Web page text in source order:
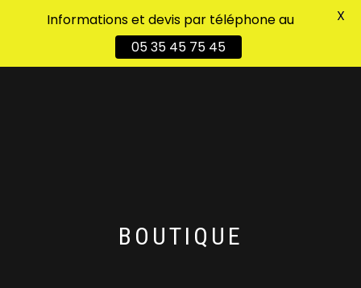
BOUTIQUE
Informations et devis par téléphone au
05 35 45 75 45
X